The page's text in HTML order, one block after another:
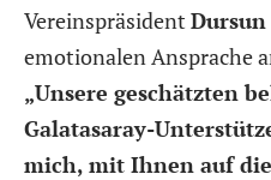
Vereinspräsident
emotionalen Ansprache
„Unsere geschätzten
Galatasaray-
mich, mit Ihnen auf